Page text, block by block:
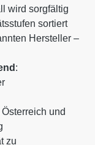
wird sorgfältig
sortiert
Hersteller –
:
und
zu